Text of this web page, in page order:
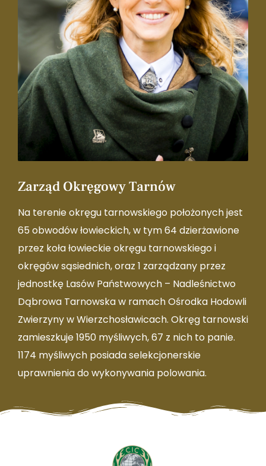
Zarząd Okręgowy Tarnów
Na terenie okręgu tarnowskiego położonych jest
65 obwodów łowieckich, w tym 64 dzierżawione
przez koła łowieckie okręgu tarnowskiego i
okręgów sąsiednich, oraz 1 zarządzany przez
jednostkę Lasów Państwowych – Nadleśnictwo
Dąbrowa Tarnowska w ramach Ośrodka Hodowli
Zwierzyny w Wierzchosławicach. Okręg tarnowski
zamieszkuje 1950 myśliwych, 67 z nich to panie.
1174 myśliwych posiada selekcjonerskie
uprawnienia do wykonywania polowania.